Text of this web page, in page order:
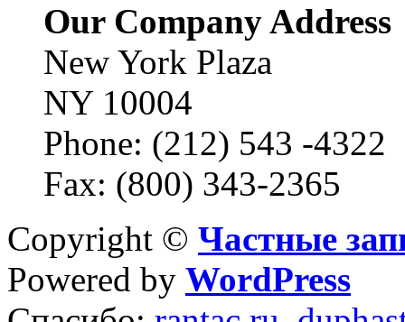
Our Company Address
New York Plaza
NY 10004
Phone: (212) 543 -4322
Fax: (800) 343-2365
Copyright © Частные
Powered by WordPress